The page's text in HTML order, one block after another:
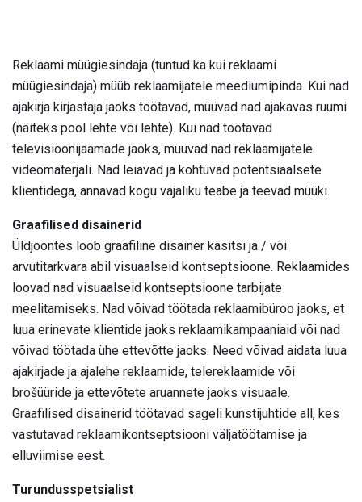
Reklaami müügiesindaja (tuntud ka kui reklaami
müügiesindaja) müüb reklaamijatele meediumipinda. Kui nad
ajakirja kirjastaja jaoks töötavad, müüvad nad ajakavas ruumi
(näiteks pool lehte või lehte). Kui nad töötavad
televisioonijaamade jaoks, müüvad nad reklaamijatele
videomaterjali. Nad leiavad ja kohtuvad potentsiaalsete
klientidega, annavad kogu vajaliku teabe ja teevad müüki.
Graafilised disainerid
Üldjoontes loob graafiline disainer käsitsi ja / või
arvutitarkvara abil visuaalseid kontseptsioone. Reklaamides
loovad nad visuaalseid kontseptsioone tarbijate
meelitamiseks. Nad võivad töötada reklaamibüroo jaoks, et
luua erinevate klientide jaoks reklaamikampaaniaid või nad
võivad töötada ühe ettevõtte jaoks. Need võivad aidata luua
ajakirjade ja ajalehe reklaamide, telereklaamide või
brošüüride ja ettevõtete aruannete jaoks visuaale.
Graafilised disainerid töötavad sageli kunstijuhtide all, kes
vastutavad reklaamikontseptsiooni väljatöötamise ja
elluviimise eest.
Turundusspetsialist